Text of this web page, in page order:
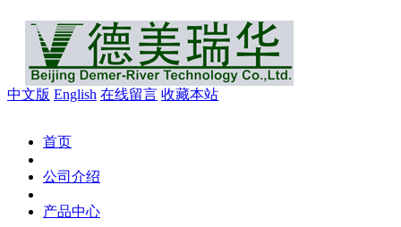
中文版 English 在线留言 收藏本站
首页
公司介绍
产品中心